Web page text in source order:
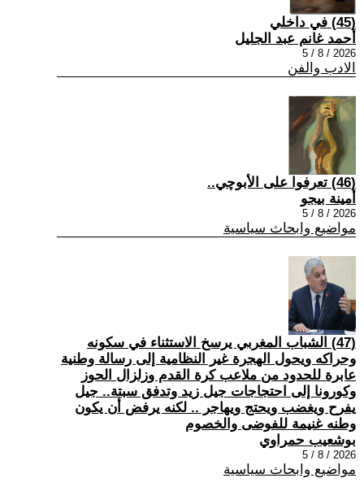
(45) في داخلي
أحمد غانم عبد الجليل
2026 / 8 / 5
الادب والفن
(46) تعرفوا على الأبوچي..
أمينة بيجو
2026 / 8 / 5
مواضيع وابحاث سياسية
(47) الشباب المغربي يرسخ الاستثناء في سكونه
وحراكه ويحول الهجرة غير النظامية إلى رسالة وطنية
عابرة للحدود من ملاعب كرة القدم وزلزال الحوز
وكورونا إلى احتجاجات جيل زيد وتدفق سبتة.. جيل
يفرح ويغضب ويحتج ويهاجر .. لكنه يرفض أن يكون
وطنه غنيمة للفوضى والخصوم
بوشعيب حمراوي
2026 / 8 / 5
مواضيع وابحاث سياسية